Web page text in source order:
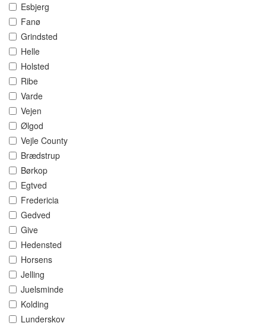
Esbjerg
Fanø
Grindsted
Helle
Holsted
Ribe
Varde
Vejen
Ølgod
Vejle County
Brædstrup
Børkop
Egtved
Fredericia
Gedved
Give
Hedensted
Horsens
Jelling
Juelsminde
Kolding
Lunderskov